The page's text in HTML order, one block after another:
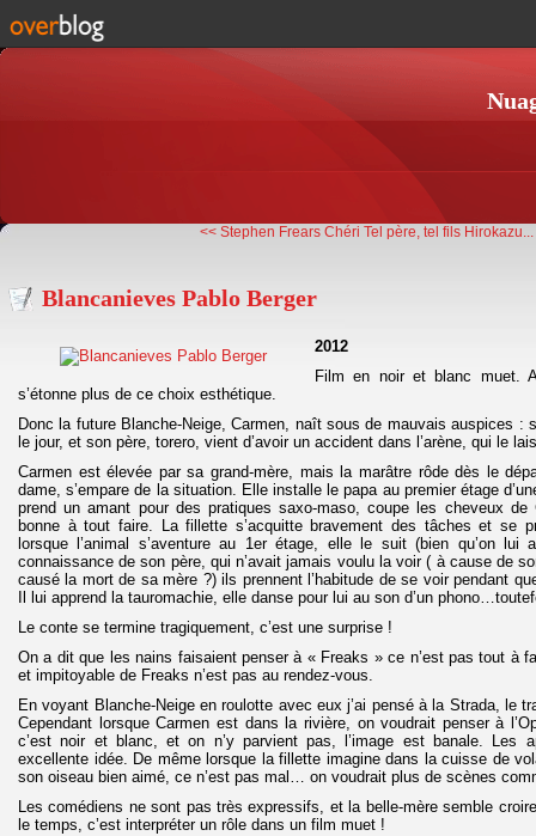
<< Stephen Frears Chéri Tel père, tel fils Hirokazu...
Blancanieves Pablo Berger
2012
Film en noir et blanc muet.
s’étonne plus de ce choix esthétique.
Donc la future Blanche-Neige, Carmen, naît sous de mauvais auspices :
le jour, et son père, torero, vient d’avoir un accident dans l’arène, qui le
Carmen est élevée par sa grand-mère, mais la marâtre rôde dès le
dame, s’empare de la situation. Elle installe le papa au premier étage
prend un amant pour des pratiques saxo-maso, coupe les cheveux
bonne à tout faire. La fillette s’acquitte bravement des tâches et se
lorsque l’animal s’aventure au 1er étage, elle le suit (bien qu’on lui
connaissance de son père, qui n’avait jamais voulu la voir ( à cause de
causé la mort de sa mère ?) ils prennent l’habitude de se voir pendant
Il lui apprend la tauromachie, elle danse pour lui au son d’un
Le conte se termine tragiquement, c’est une surprise !
On a dit que les nains faisaient penser à « Freaks » ce n’est pas tout à
et impitoyable de Freaks n’est pas au rendez-vous.
En voyant Blanche-Neige en roulotte avec eux j’ai pensé à la Strada, le
Cependant lorsque Carmen est dans la rivière, on voudrait penser à
c’est noir et blanc, et on n’y parvient pas, l’image est banale. Les
excellente idée. De même lorsque la fillette imagine dans la cuisse de
son oiseau bien aimé, ce n’est pas mal… on voudrait plus de scènes
Les comédiens ne sont pas très expressifs, et la belle-mère semble
le temps, c’est interpréter un rôle dans un film muet !